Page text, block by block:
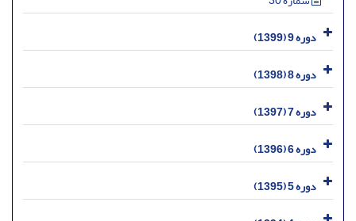
دوره 9 (1399)
دوره 8 (1398)
دوره 7 (1397)
دوره 6 (1396)
دوره 5 (1395)